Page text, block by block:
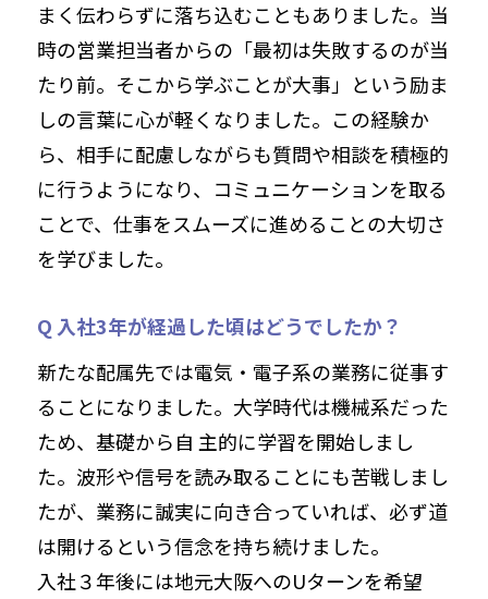
まく伝わらずに落ち込むこともありました。当
時の営業担当者からの「最初は失敗するのが当
たり前。そこから学ぶことが大事」という励ま
しの言葉に心が軽くなりました。この経験か
ら、相手に配慮しながらも質問や相談を積極的
に行うようになり、コミュニケーションを取る
ことで、仕事をスムーズに進めることの大切さ
を学びました。
Q 入社3年が経過した頃はどうでしたか？
新たな配属先では電気・電子系の業務に従事す
ることになりました。大学時代は機械系だった
ため、基礎から自 主的に学習を開始しまし
た。波形や信号を読み取ることにも苦戦しまし
たが、業務に誠実に向き合っていれば、必ず道
は開けるという信念を持ち続けました。
入社３年後には地元大阪へのUターンを希望